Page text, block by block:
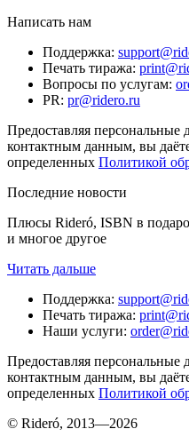
Написать нам
Поддержка:
Печать тиража:
Вопросы по услугам:
PR: pr@ridero.ru
Предоставляя
контактным данным, вы
определенных Политикой
Последние новости
Плюсы Rideró, ISBN в
и многое другое
Читать дальше
Поддержка:
Печать тиража:
Наши услуги:
Предоставляя
контактным данным, вы
определенных Политикой
© Rideró, 2013—2026